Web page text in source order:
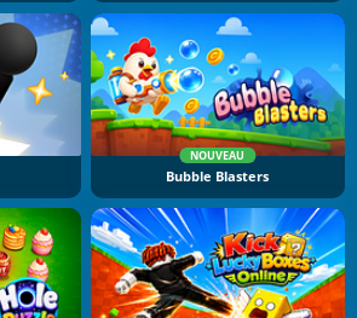
NOUVEAU
Bubble Blasters